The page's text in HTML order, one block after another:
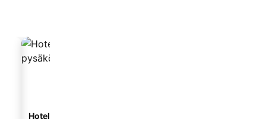
Hotellit pysäköinnillä